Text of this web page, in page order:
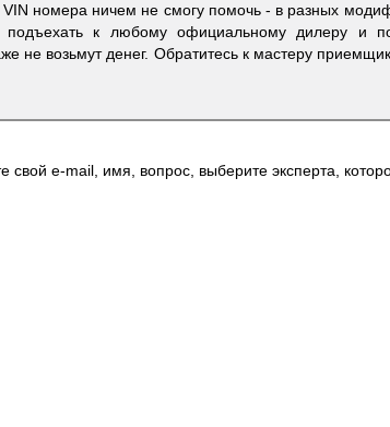
номера ничем не смогу помочь - в разных
к любому официальному дилеру и
не возьмут денег. Обратитесь к мастеру
свой e-mail, имя, вопрос, выберите эксперта,